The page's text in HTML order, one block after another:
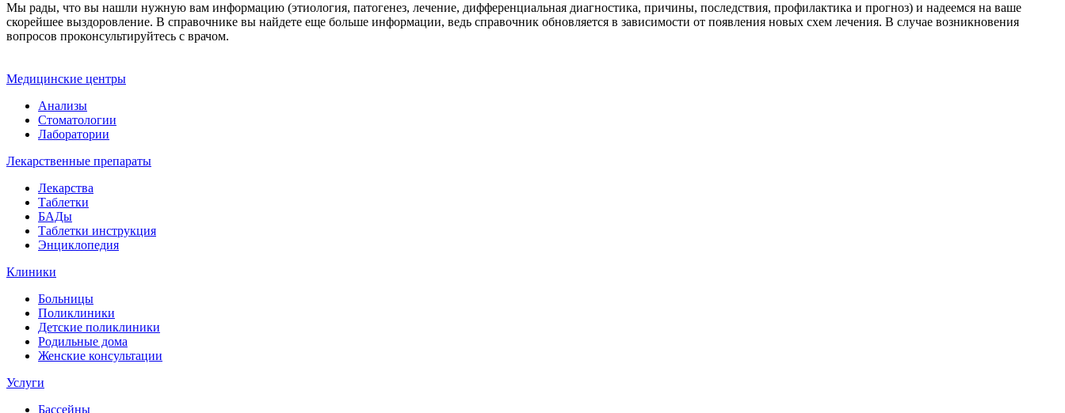
Мы рады, что вы нашли нужную вам информацию (этиология, патогенез, лечение, дифференциальная диагностика, причины, последствия, профилактика и прогноз) и надеемся на ваше
скорейшее выздоровление. В справочнике вы найдете еще больше информации, ведь справочник обновляется в зависимости от появления новых схем лечения. В случае возникновения
вопросов проконсультируйтесь с врачом.
Медицинские центры
Анализы
Стоматологии
Лаборатории
Лекарственные препараты
Лекарства
Таблетки
БАДы
Таблетки инструкция
Энциклопедия
Клиники
Больницы
Поликлиники
Детские поликлиники
Родильные дома
Женские консультации
Услуги
Бассейны